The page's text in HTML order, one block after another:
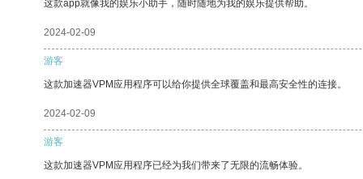
这款app就像我的娱乐小助手，随时随地为我的娱乐提供帮助。
2024-02-09
游客
这款加速器VPM应用程序可以给你提供全球覆盖和最高安全性的连接。
2024-02-09
游客
这款加速器VPM应用程序已经为我们带来了无限的流畅体验。